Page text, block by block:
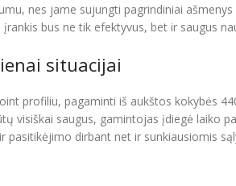
nes jame sujungti pagrindiniai
bus ne tik efektyvus, bet ir saugus
situacijai
profiliu, pagaminti iš aukštos kokybės
visiškai saugus, gamintojas įdiegė laiko
dirbant net ir sunkiausiomis